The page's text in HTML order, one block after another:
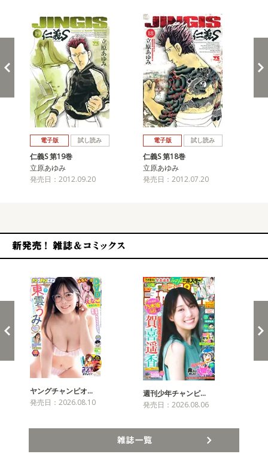
電子版 試し読み
仁義S 第19巻
立原あゆみ
発売日：2012.09.20
電子版 試し読み
仁義S 第18巻
立原あゆみ
発売日：2012.07.20
ヤングチャンピオ…
発売日：2026.08.10
週刊少年チャンピ…
発売日：2026.08.06